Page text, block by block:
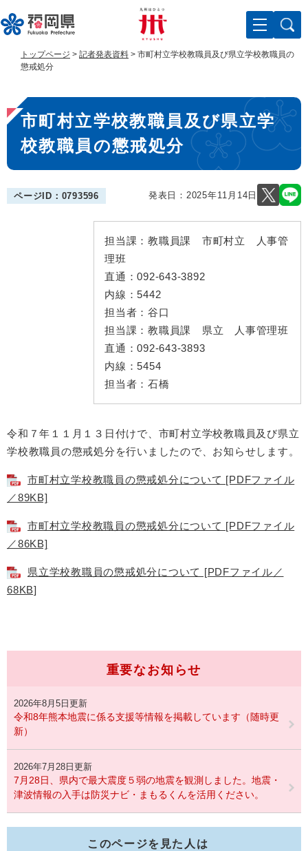
ー
ジ
す
。
ニ
ュ
し
て
へ
トップページ > 記者発表資料 > 市町村立学校教職員及び県立学校教職員の
懲戒処分
本
文
市町村立学校教職員及び県立学
校教職員の懲戒処分
ページID：0793596 発表日： 2025年11月14日
担当課： 教職員課 市町村立 人事管
理班
直通：092-643-3892
内線：5442
担当者： 谷口
担当課： 教職員課 県立 人事管理班
直通：092-643-3893
内線：5454
担当者： 石橋
令和７年１１月１３日付けで、市町村立学校教職員及び県立
学校教職員の懲戒処分を行いましたので、お知らせします。
市町村立学校教職員の懲戒処分について [PDFファイル
／89KB]
市町村立学校教職員の懲戒処分について [PDFファイル
／86KB]
県立学校教職員の懲戒処分について [PDFファイル／
68KB]
重要なお知らせ
2026年8月5日更新
令和8年熊本地震に係る支援等情報を掲載しています（随時更
新）
2026年7月28日更新
7月28日、県内で最大震度５弱の地震を観測しました。地震・
津波情報の入手は防災ナビ・まもるくんを活用ください。
このページを見た人は